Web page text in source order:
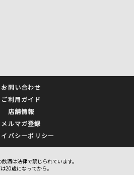
お問い合わせ
ご利用ガイド
店舗情報
メルマガ登録
バシーポリシー
酒は法律で禁じられています。
20歳になってから。